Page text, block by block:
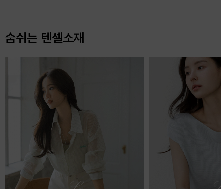
숨쉬는 텐셀소재